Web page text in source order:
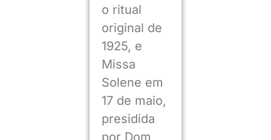
o ritual
original de
1925, e
Missa
Solene em
17 de maio,
presidida